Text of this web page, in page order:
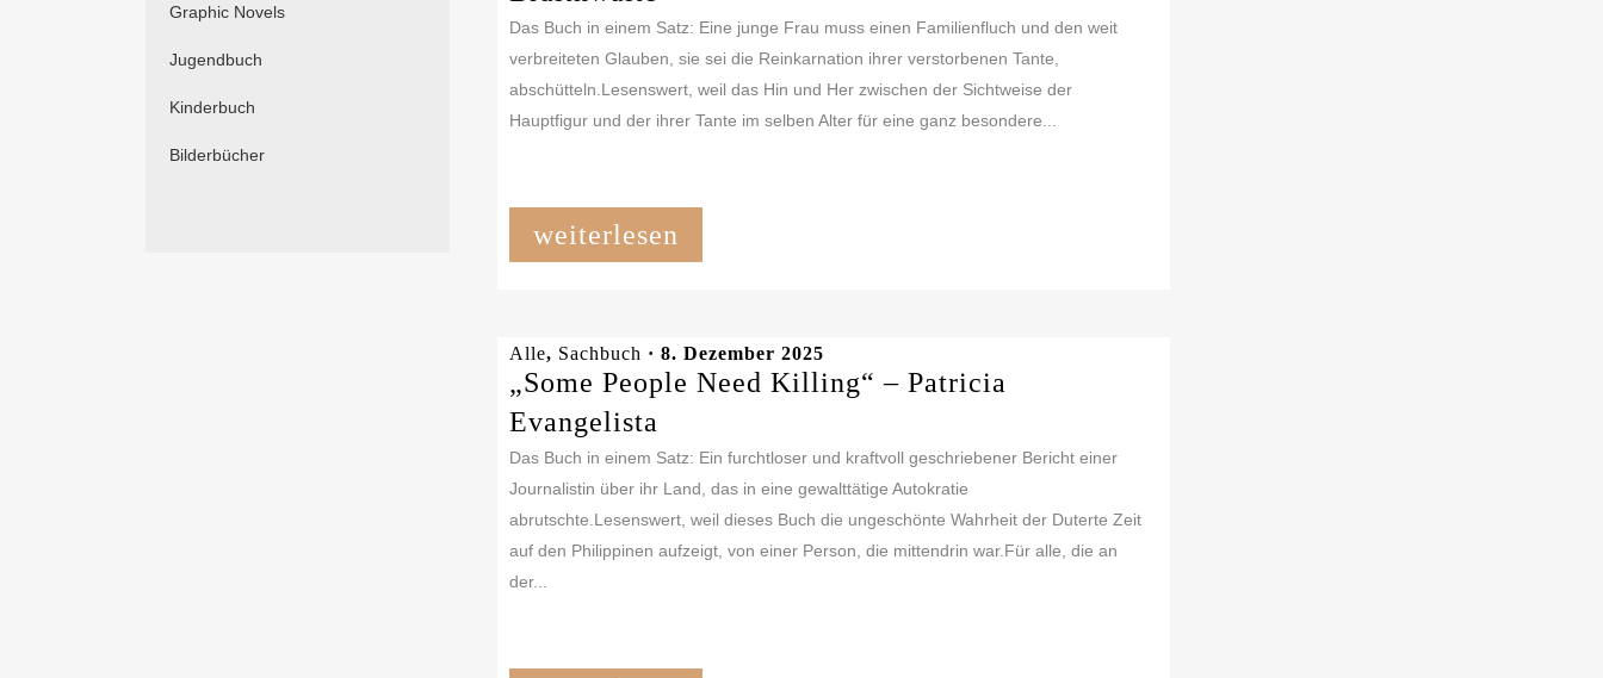
Graphic Novels
Jugendbuch
Kinderbuch
Bilderbücher
Das Buch in einem Satz: Eine junge Frau muss einen Familienfluch und den weit
verbreiteten Glauben, sie sei die Reinkarnation ihrer verstorbenen Tante,
abschütteln.Lesenswert, weil das Hin und Her zwischen der Sichtweise der
Hauptfigur und der ihrer Tante im selben Alter für eine ganz besondere...
weiterlesen
Alle, Sachbuch · 8. Dezember 2025
„Some People Need Killing“ – Patricia
Evangelista
Das Buch in einem Satz: Ein furchtloser und kraftvoll geschriebener Bericht einer
Journalistin über ihr Land, das in eine gewalttätige Autokratie
abrutschte.Lesenswert, weil dieses Buch die ungeschönte Wahrheit der Duterte Zeit
auf den Philippinen aufzeigt, von einer Person, die mittendrin war.Für alle, die an
der...